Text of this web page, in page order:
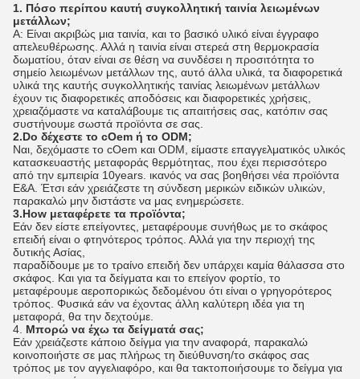
1. Πόσο περίπου καυτή συγκολλητική ταινία λειωμένων
μετάλλων;
Α: Είναι ακριβώς μια ταινία, και το βασικό υλικό είναι έγγραφο
απελευθέρωσης. Αλλά η ταινία είναι στερεά στη θερμοκρασία
δωματίου, όταν είναι σε θέση να συνδέσει η προσιτότητα το
σημείο λειωμένων μετάλλων της, αυτό άλλα υλικά, τα διαφορετικά
υλικά της καυτής συγκολλητικής ταινίας λειωμένων μετάλλων
έχουν τις διαφορετικές αποδόσεις και διαφορετικές χρήσεις,
χρειαζόμαστε να καταλάβουμε τις απαιτήσεις σας, κατόπιν σας
συστήνουμε σωστά προϊόντα σε σας.
2.Do δέχεστε το cOem ή το ODM;
Ναι, δεχόμαστε το cOem και ODM, είμαστε επαγγελματικός υλικός
κατασκευαστής μεταφοράς θερμότητας, που έχει περισσότερο
από την εμπειρία 10years. ικανός να σας βοηθήσει νέα προϊόντα
Ε&Α. Έτσι εάν χρειάζεστε τη σύνδεση μερικών ειδικών υλικών,
παρακαλώ μην διστάστε να μας ενημερώσετε.
3.How μεταφέρετε τα προϊόντα;
Εάν δεν είστε επείγοντες, μεταφέρουμε συνήθως με το σκάφος
επειδή είναι ο φτηνότερος τρόπος. Αλλά για την περιοχή της
δυτικής Ασίας,
παραδίδουμε με το τραίνο επειδή δεν υπάρχει καμία θάλασσα στο
σκάφος. Και για τα δείγματα και το επείγον φορτίο, το
μεταφέρουμε αεροπορικώς δεδομένου ότι είναι ο γρηγορότερος
τρόπος. Φυσικά εάν να έχοντας άλλη καλύτερη ιδέα για τη
μεταφορά, θα την δεχτούμε.
4. Μπορώ να έχω τα δείγματά σας;
Εάν χρειάζεστε κάποιο δείγμα για την αναφορά, παρακαλώ
κοινοποιήστε σε μας πλήρως τη διεύθυνση/το σκάφος σας
τρόπος με τον αγγελιαφόρο, και θα τακτοποιήσουμε το δείγμα για